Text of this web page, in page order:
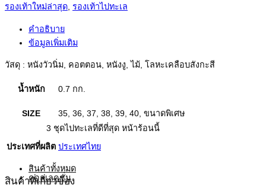
3 ชุดไปทะเลที่ดีที่สุด หน้าร้อนนี้
สินค้าทั้งหมด
คอลเลคชั่น
ชิ้น
รองเท้าใหม่ล่าสุด, รองเท้าไปทะเล
คำอธิบาย
ข้อมูลเพิ่มเติม
วัสดุ : หนังวัวนิ่ม, คอตตอน, หนังงู, ไม้, โลหะเคลือบสังกะสี
น้ำหนัก 0.7 กก.
SIZE 35, 36, 37, 38, 39, 40, ขนาดพิเศษ
ประเทศที่ผลิต ประเทศไทย
สินค้าที่เกี่ยวข้อง